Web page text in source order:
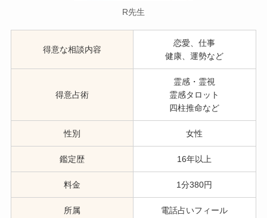
R先生
得意な相談内容
恋愛、仕事
健康、運勢など
得意占術
霊感・霊視
霊感タロット
四柱推命など
性別 女性
鑑定歴 16年以上
料金 1分380円
所属 電話占いフィール